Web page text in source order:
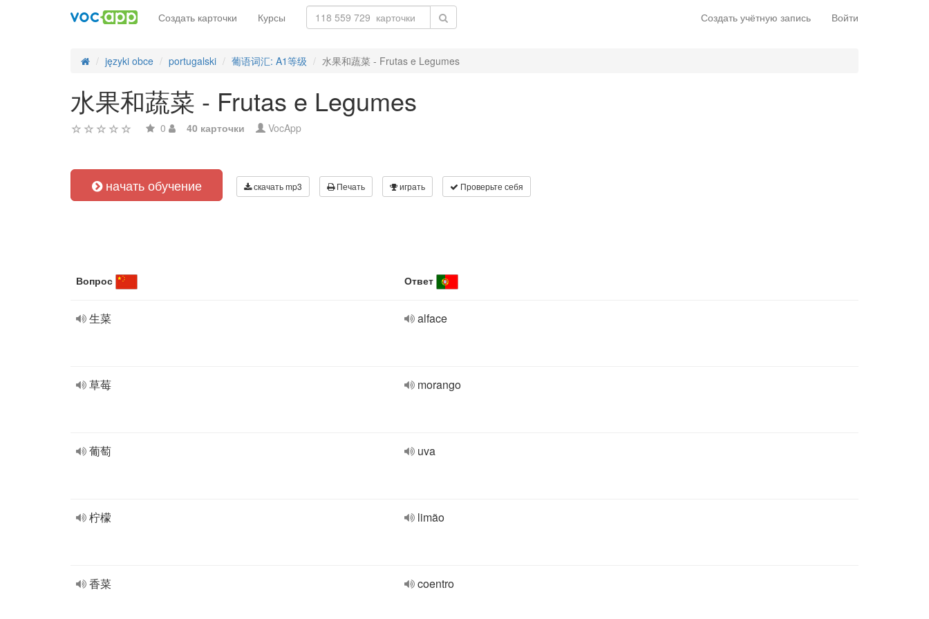
Создать учётную запись Войти
Создать карточки Курсы
języki obce portugalski 葡语词汇: A1等级 水果和蔬菜 - Frutas e Legumes
水果和蔬菜 - Frutas e Legumes
0 40 карточки VocApp
начать обучение скачать mp3 Печать играть Проверьте себя
Вопрос Ответ
生菜 alface
草莓 morango
葡萄 uva
柠檬 limão
香菜 coentro